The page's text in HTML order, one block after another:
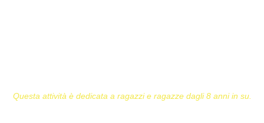
Questa attività è dedicata a ragazzi e ragazze dagli 8 anni in su.